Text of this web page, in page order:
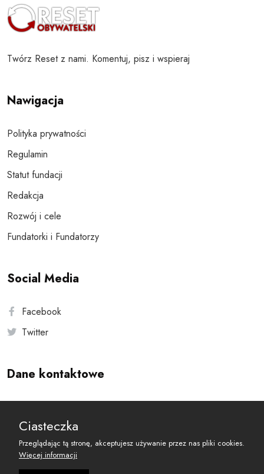
Twórz Reset z nami. Komentuj, pisz i wspieraj
Nawigacja
Polityka prywatności
Regulamin
Statut fundacji
Redakcja
Rozwój i cele
Fundatorki i Fundatorzy
Social Media
Facebook
Twitter
Dane kontaktowe
reset@resetobywatelski.pl
Ciasteczka
Przeglądając tą stronę, akceptujesz używanie przez nas pliki cookies.
Więcej informacji